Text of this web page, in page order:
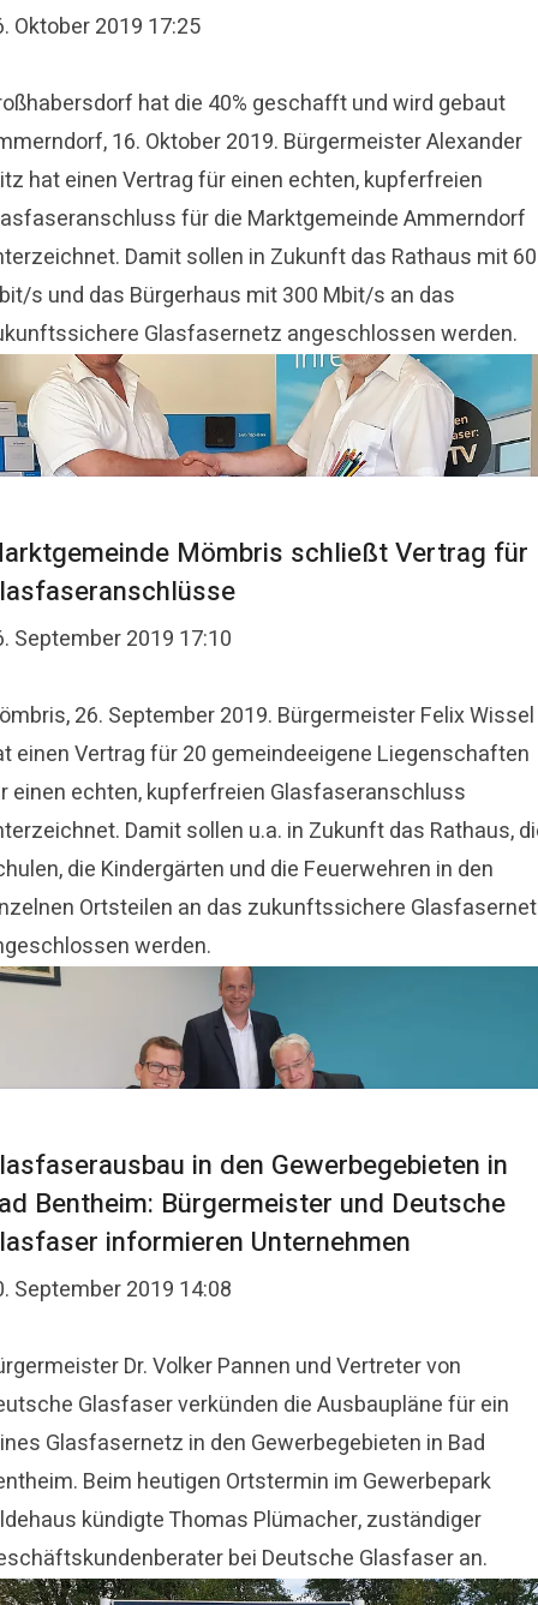
Oktober 2019 17:25
hat die 40% geschafft und wird gebaut
16. Oktober 2019. Bürgermeister Alexander
hat einen Vertrag für einen echten, kupferfreien
für die Marktgemeinde Ammerndorf
Damit sollen in Zukunft das Rathaus mit
s und das Bürgerhaus mit 300 Mbit/s an das
Glasfasernetz angeschlossen werden.
Mömbris schließt Vertrag für
September 2019 17:10
26. September 2019. Bürgermeister Felix Wissel
einen Vertrag für 20 gemeindeeigene Liegenschaften
einen echten, kupferfreien Glasfaseranschluss
Damit sollen u.a. in Zukunft das Rathaus,
die Kindergärten und die Feuerwehren in den
Ortsteilen an das zukunftssichere
werden.
in den Gewerbegebieten in
Bentheim: Bürgermeister und Deutsche
informieren Unternehmen
September 2019 14:08
Dr. Volker Pannen und Vertreter von
Glasfaser verkünden die Ausbaupläne für ein
Glasfasernetz in den Gewerbegebieten in Bad
Beim heutigen Ortstermin im Gewerbepark
kündigte Thomas Plümacher, zuständiger
bei Deutsche Glasfaser an.